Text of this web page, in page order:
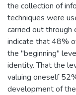
the collection of
techniques were
carried out through
indicate that 48%
the "beginning"
identity. That the
valuing oneself
development of